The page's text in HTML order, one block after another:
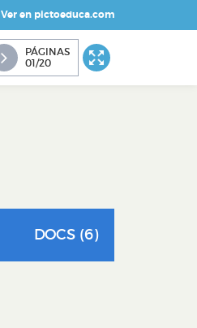
Ver en pictoeduca.com
PÁGINAS
01/20
DOCS (6)